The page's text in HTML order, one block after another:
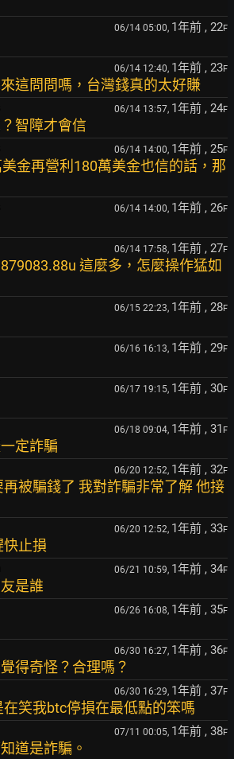
06/14 05:00, 1年前 , 22F
06/14 12:40, 1年前 , 23F
這問問嗎，台灣錢真的太好賺
06/14 13:57, 1年前 , 24F
智障才會信
06/14 14:00, 1年前 , 25F
金再營利180萬美金也信的話，那
06/14 14:00, 1年前 , 26F
06/14 17:58, 1年前 , 27F
這麼多，怎麼操作猛如
06/15 22:23, 1年前 , 28F
06/16 16:13, 1年前 , 29F
06/17 19:15, 1年前 , 30F
06/18 09:04, 1年前 , 31 F
定詐騙
06/20 12:52, 1年前 , 32F
被騙錢了 我對詐騙非常了解 他接
06/20 12:52, 1年前 , 33F
快止損
06/21 10:59, 1年前 , 34F
是誰
06/26 16:08, 1年前 , 35F
06/30 16:27, 1年前 , 36F
得奇怪？合理嗎？
06/30 16:29, 1年前 , 37F
在笑我btc停損在最低點的笨嗎
07/11 00:05, 1年前 , 38F
道是詐騙。